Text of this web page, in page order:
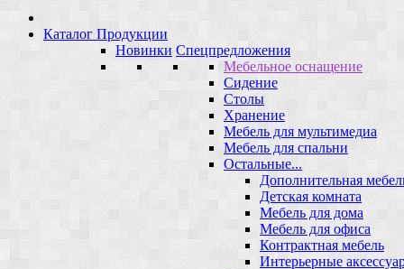
Каталог Продукции
Новинки Спецпредложения
Мебельное оснащение
Сидение
Столы
Хранение
Мебель для мультимедиа
Мебель для спальни
Остальные...
Дополнительная
Детская комната
Мебель для дома
Мебель для офиса
Контрактная мебель
Интерьерные